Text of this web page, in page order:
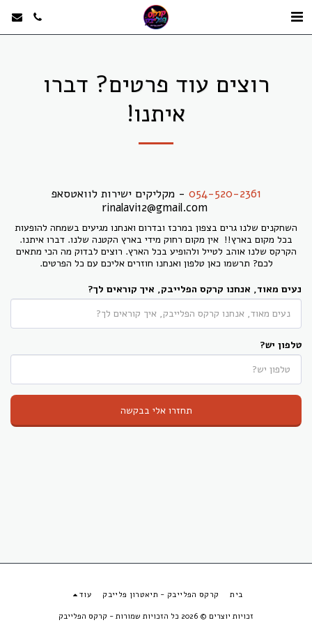
רוצים עוד פרטים? דברו
איתנו!
054-520-2361 - מקליקים ישירות לוואטסאפ
rinalavi12@gmail.com
השחקנים שלנו גרים בצפון במרכז ובדרום ואנחנו מגיעים בשמחה להופעות
בכל מקום בארץ!! אין מקום רחוק מידי בארץ הקטנה שלנו. דברו איתנו.
הקרקס שלנו אוהב לטייל ולהופיע בכל הארץ. רוצים לבדוק מה הכי מתאים
לכם? תרשמו כאן טלפון ואנחנו חוזרים אליכם עם כל הפרטים.
נעים מאוד, אנחנו קרקס הפלייבק, איך קוראים לך?
טלפון יש?
תחזרו אלי בבקשה
בית קרקס הפלייבק - תיאטרון פלייבק עוד
זכויות יוצרים © 2026 כל הזכויות שמורות - קרקס הפלייבק